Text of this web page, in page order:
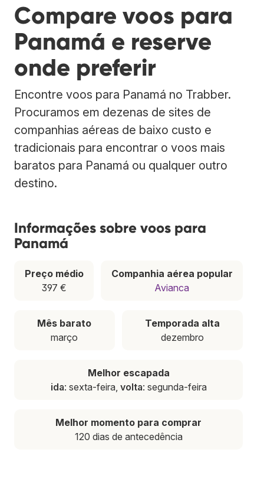
Compare voos para
Panamá e reserve
onde preferir
Encontre voos para Panamá no Trabber.
Procuramos em dezenas de sites de
companhias aéreas de baixo custo e
tradicionais para encontrar o voos mais
baratos para Panamá ou qualquer outro
destino.
Informações sobre voos para
Panamá
Preço médio
397 €
Companhia aérea popular
Avianca
Mês barato
março
Temporada alta
dezembro
Melhor escapada
ida: sexta-feira, volta: segunda-feira
Melhor momento para comprar
120 dias de antecedência